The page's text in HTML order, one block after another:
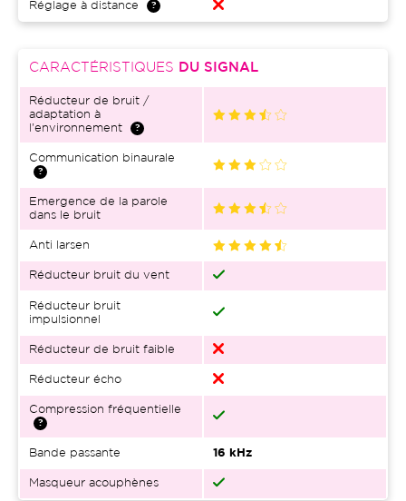
Réglage à distance
CARACTÉRISTIQUES DU SIGNAL
Réducteur de bruit /
adaptation à
l'environnement
Communication binaurale
Emergence de la parole
dans le bruit
Anti larsen
Réducteur bruit du vent
Réducteur bruit
impulsionnel
Réducteur de bruit faible
Réducteur écho
Compression fréquentielle
Bande passante 16 kHz
Masqueur acouphènes